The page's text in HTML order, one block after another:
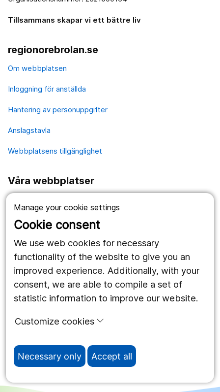
Manage your cookie settings
Cookie consent
We use web cookies for necessary
functionality of the website to give you an
improved experience. Additionally, with your
consent, we are able to compile a set of
statistic information to improve our website.
Customize cookies
Necessary only Accept all
Tillsammans skapar vi ett bättre liv
regionorebrolan.se
Om webbplatsen
Inloggning för anställda
Hantering av personuppgifter
Anslagstavla
Webbplatsens tillgänglighet
Våra webbplatser
Länstrafiken
Vårdgivare
Följ oss
Facebook